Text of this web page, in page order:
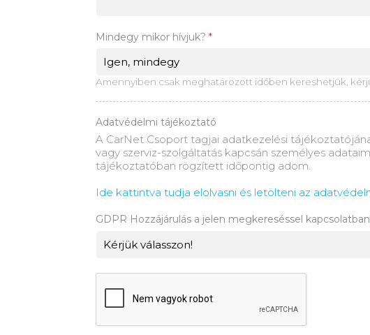
Mindegy mikor hívjuk? *
Amennyiben csak meghatározott időben kereshetjük,
Adatvédelmi tájékoztató
A CarNet Csoport tagjai adatkezelési
vagy szerviz-szolgáltatás kapcsán személyes
tájékoztatóban rögzített időpontig adom.
Ide kattintva tudja elolvasni és letölteni az
GDPR Hozzájárulás a jelen megkereséssel kapcsolatban